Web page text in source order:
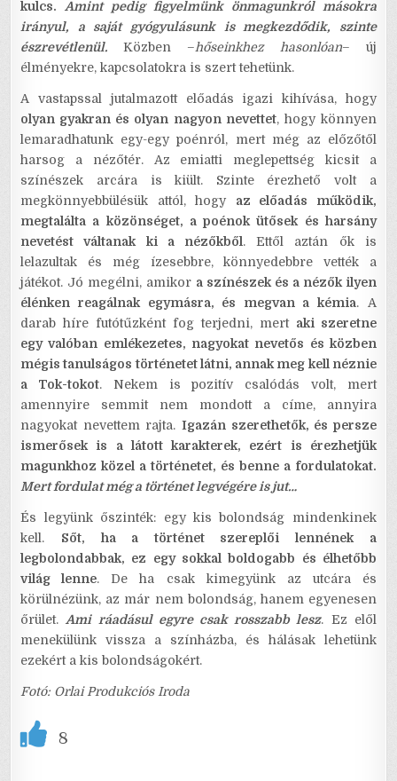
kulcs.Amint pedig figyelmünk önmagunkról másokra
irányul, a saját gyógyulásunk is megkezdődik, szinte
észrevétlenül. Közben –hőseinkhez hasonlóan– új
élményekre, kapcsolatokra is szert tehetünk.
A vastapssal jutalmazott előadás igazi kihívása, hogy
olyan gyakran és olyan nagyon nevettet, hogy könnyen
lemaradhatunk egy-egy poénról, mert még az előzőtől
harsog a nézőtér. Az emiatti meglepettség kicsit a
színészek arcára is kiült. Szinte érezhető volt a
megkönnyebbülésük attól, hogy az előadás működik,
megtalálta a közönséget, a poénok ütősek és harsány
nevetést váltanak ki a nézőkből. Ettől aztán ők is
lelazultak és még ízesebbre, könnyedebbre vették a
játékot. Jó megélni, amikor a színészek és a nézők ilyen
élénken reagálnak egymásra, és megvan a kémia. A
darab híre futótűzként fog terjedni, mert aki szeretne
egy valóban emlékezetes, nagyokat nevetős és közben
mégis tanulságos történetet látni, annak meg kell néznie
a Tok-tokot. Nekem is pozitív csalódás volt, mert
amennyire semmit nem mondott a címe, annyira
nagyokat nevettem rajta. Igazán szerethetők, és persze
ismerősek is a látott karakterek, ezért is érezhetjük
magunkhoz közel a történetet, és benne a fordulatokat.
Mert fordulat még a történet legvégére is jut…
És legyünk őszinték: egy kis bolondság mindenkinek
kell. Sőt, ha a történet szereplői lennének a
legbolondabbak, ez egy sokkal boldogabb és élhetőbb
világ lenne. De ha csak kimegyünk az utcára és
körülnézünk, az már nem bolondság, hanem egyenesen
őrület.Ami ráadásul egyre csak rosszabb lesz. Ez elől
menekülünk vissza a színházba, és hálásak lehetünk
ezekért a kis bolondságokért.
Fotó: Orlai Produkciós Iroda
8